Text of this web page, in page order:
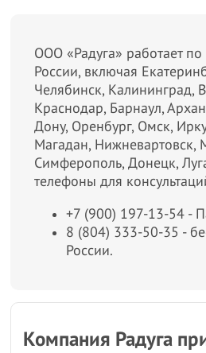
ООО «Радуга» работает
России, включая
Челябинск, Калининград,
Краснодар, Барнаул,
Дону, Оренбург, Омск,
Магадан, Нижневартовск,
Симферополь, Донецк,
телефоны для
+7 (900) 197-13-54 -
8 (804) 333-50-35 -
России.
Компания Радуга